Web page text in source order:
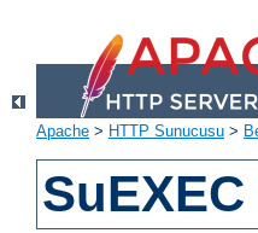
Apache > HTTP Sunucusu >